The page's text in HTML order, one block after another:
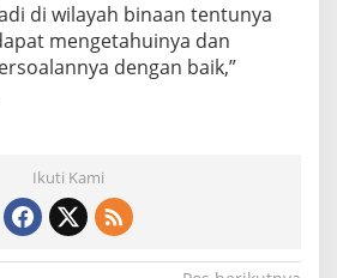
n
di wilayah binaan tentunya
mengetahuinya dan
dengan baik,”
Ikuti Kami